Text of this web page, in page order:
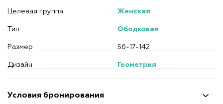
Условия бронирования
Целевая группа Женская
Тип Ободковая
Размер 56-17-142
Дизайн Геометрия